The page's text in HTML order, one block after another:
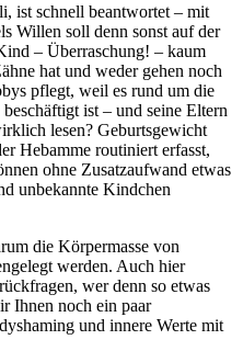
ist schnell beantwortet – mit
Willen soll denn sonst auf der
– Überraschung! – kaum
hat und weder gehen noch
pflegt, weil es rund um die
ist – und seine Eltern
lesen? Geburtsgewicht
Hebamme routiniert erfasst,
ohne Zusatzaufwand etwas
unbekannte Kindchen
die Körpermasse von
werden. Auch hier
wer denn so etwas
Ihnen noch ein paar
und innere Werte mit